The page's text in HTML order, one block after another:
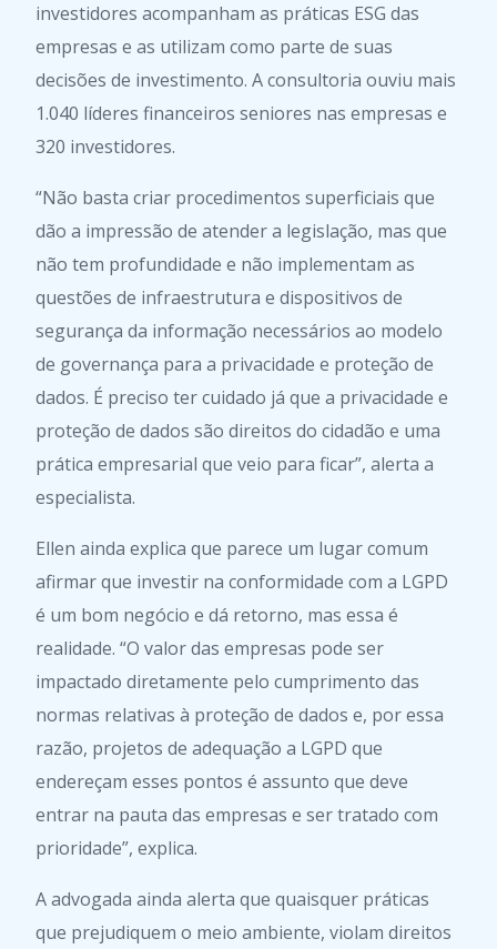
investidores acompanham as práticas ESG das
empresas e as utilizam como parte de suas
decisões de investimento. A consultoria ouviu mais
1.040 líderes financeiros seniores nas empresas e
320 investidores.
“Não basta criar procedimentos superficiais que
dão a impressão de atender a legislação, mas que
não tem profundidade e não implementam as
questões de infraestrutura e dispositivos de
segurança da informação necessários ao modelo
de governança para a privacidade e proteção de
dados. É preciso ter cuidado já que a privacidade e
proteção de dados são direitos do cidadão e uma
prática empresarial que veio para ficar”, alerta a
especialista.
Ellen ainda explica que parece um lugar comum
afirmar que investir na conformidade com a LGPD
é um bom negócio e dá retorno, mas essa é
realidade. “O valor das empresas pode ser
impactado diretamente pelo cumprimento das
normas relativas à proteção de dados e, por essa
razão, projetos de adequação a LGPD que
endereçam esses pontos é assunto que deve
entrar na pauta das empresas e ser tratado com
prioridade”, explica.
A advogada ainda alerta que quaisquer práticas
que prejudiquem o meio ambiente, violam direitos